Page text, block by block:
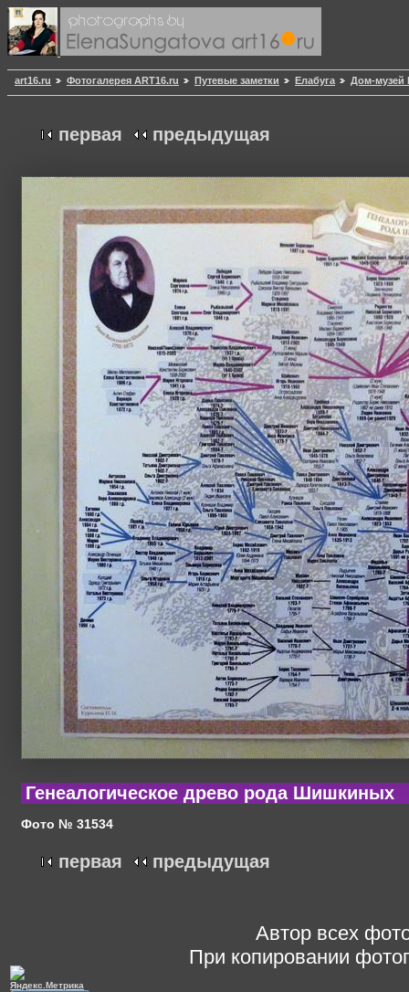
art16.ru Фотогалерея ART16.ru Путевые заметки Елабуга Дом-
первая предыдущая
Генеалогическое древо рода Шишкиных
Фото № 31534
первая предыдущая
Автор всех
При копировании